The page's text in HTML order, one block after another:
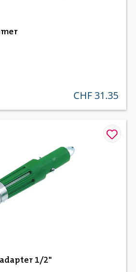
regulärer preis:
CHF 31.35
1/2"